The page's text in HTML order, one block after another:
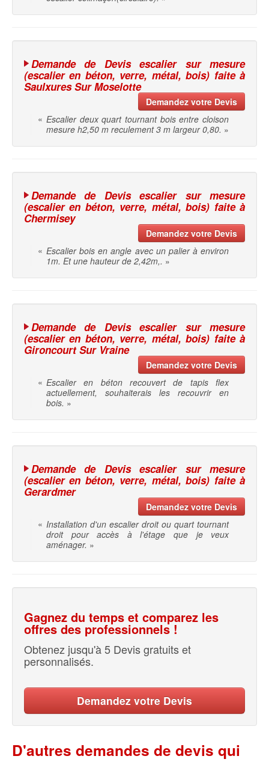
Demande de Devis escalier sur mesure
(escalier en béton, verre, métal, bois) faite à
Saulxures Sur Moselotte
Demandez votre Devis
« Escalier deux quart tournant bois entre cloison
mesure h2,50 m reculement 3 m largeur 0,80. »
Demande de Devis escalier sur mesure
(escalier en béton, verre, métal, bois) faite à
Chermisey
Demandez votre Devis
« Escalier bois en angle avec un palier à environ
1m. Et une hauteur de 2,42m,. »
Demande de Devis escalier sur mesure
(escalier en béton, verre, métal, bois) faite à
Gironcourt Sur Vraine
Demandez votre Devis
« Escalier en béton recouvert de tapis flex
actuellement, souhaiterais les recouvrir en
bois. »
Demande de Devis escalier sur mesure
(escalier en béton, verre, métal, bois) faite à
Gerardmer
Demandez votre Devis
« Installation d'un escalier droit ou quart tournant
droit pour accès à l'étage que je veux
aménager. »
Gagnez du temps et comparez les
offres des professionnels !
Obtenez jusqu'à 5 Devis gratuits et
personnalisés.
Demandez votre Devis
D'autres demandes de devis qui